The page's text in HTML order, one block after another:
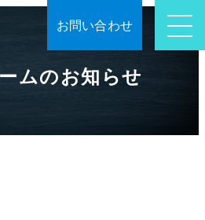
お問い合わせ
ムのお知らせ